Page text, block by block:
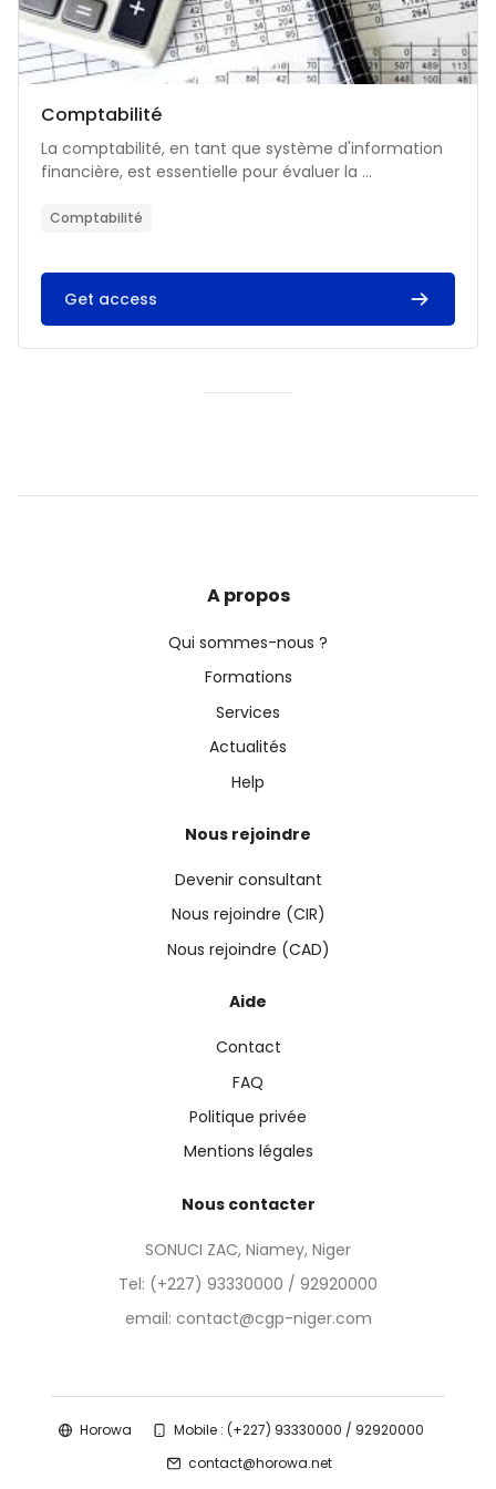
Catégorie de cours
Nom du cours
Comptabilité
Résumé du cours :
La comptabilité, en tant que système d'information
financière, est essentielle pour évaluer la ...
Comptabilité
Get access
A propos
Qui sommes-nous ?
Formations
Services
Actualités
Help
Nous rejoindre
Devenir consultant
Nous rejoindre (CIR)
Nous rejoindre (CAD)
Aide
Contact
FAQ
Politique privée
Mentions légales
Nous contacter
SONUCI ZAC, Niamey, Niger
Tel: (+227) 93330000 / 92920000
email: contact@cgp-niger.com
Horowa
Mobile : (+227) 93330000 / 92920000
contact@horowa.net